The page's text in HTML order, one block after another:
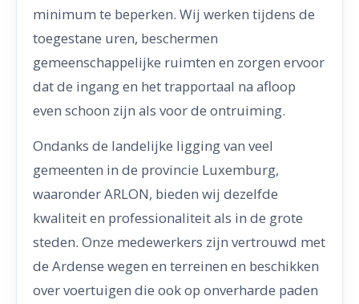
minimum te beperken. Wij werken tijdens de
toegestane uren, beschermen
gemeenschappelijke ruimten en zorgen ervoor
dat de ingang en het trapportaal na afloop
even schoon zijn als voor de ontruiming.
Ondanks de landelijke ligging van veel
gemeenten in de provincie Luxemburg,
waaronder ARLON, bieden wij dezelfde
kwaliteit en professionaliteit als in de grote
steden. Onze medewerkers zijn vertrouwd met
de Ardense wegen en terreinen en beschikken
over voertuigen die ook op onverharde paden